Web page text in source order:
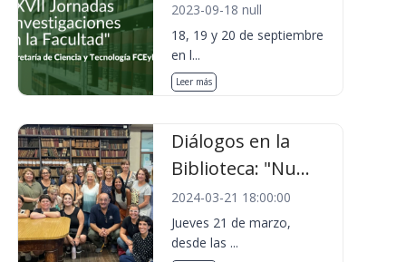
2023-09-18 null
18, 19 y 20 de septiembre
en l...
Leer más
Diálogos en la
Biblioteca: "Nu...
2024-03-21 18:00:00
Jueves 21 de marzo,
desde las ...